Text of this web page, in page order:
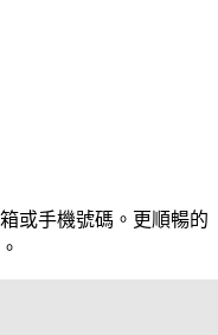
或手機號碼。更順暢的